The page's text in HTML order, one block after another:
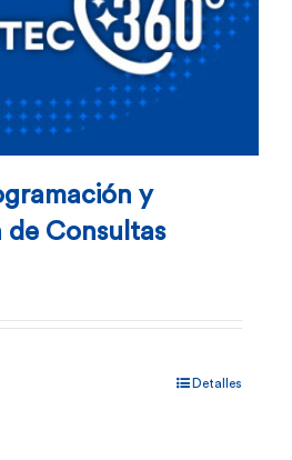
y
de Consultas
Detalles